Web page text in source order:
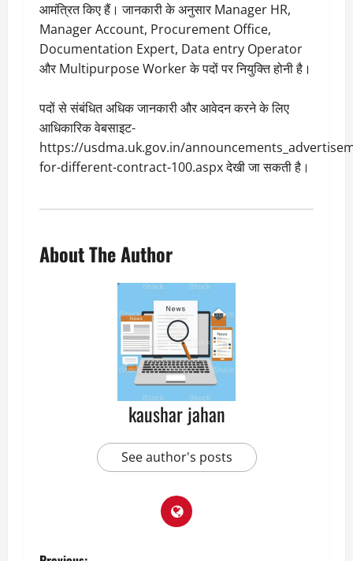
आमंत्रित किए हैं। जानकारी के अनुसार Manager HR,
Manager Account, Procurement Office,
Documentation Expert, Data entry Operator
और Multipurpose Worker के पदों पर नियुक्ति होनी है।
पदों से संबंधित अधिक जानकारी और आवेदन करने के लिए
आधिकारिक वेबसाइट-
https://usdma.uk.gov.in/
for-different-contract-100.aspx देखी जा सकती है।
About The Author
kaushar jahan
See author's posts